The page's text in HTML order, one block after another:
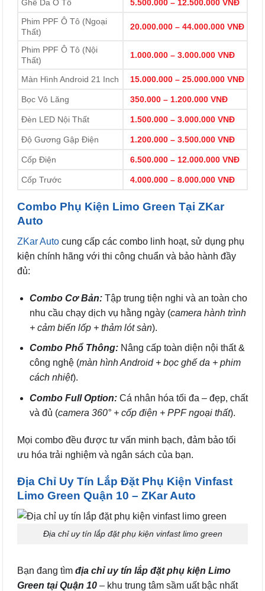
Ghế Da Ô Tô
5.500.000 – 12.500.000 VNĐ
Phim PPF Ô Tô (Ngoại
Thất)
20.000.000 – 44.000.000 VNĐ
Phim PPF Ô Tô (Nội
Thất)
1.000.000 – 3.000.000 VNĐ
Màn Hình Android 21 Inch 15.000.000 – 25.000.000 VNĐ
Bọc Vô Lăng 350.000 – 1.200.000 VNĐ
Đèn LED Nội Thất 1.500.000 – 3.000.000 VNĐ
Độ Gương Gập Điện 1.200.000 – 3.500.000 VNĐ
Cốp Điện 6.500.000 – 12.000.000 VNĐ
Cốp Trước 4.000.000 – 8.000.000 VNĐ
Combo Phụ Kiện Limo Green Tại ZKar
Auto
ZKar Auto cung cấp các combo linh hoạt, sử dụng phụ
kiện chính hãng với thi công chuẩn và bảo hành đầy
đủ:
Combo Cơ Bản:Tập trung tiện nghi và an toàn cho
nhu cầu chạy dịch vụ hằng ngày (camera hành trình
+ cảm biến lốp + thảm lót sàn).
Combo Phổ Thông: Nâng cấp toàn diện nội thất &
công nghệ (màn hình Android + bọc ghế da + phim
cách nhiệt).
Combo Full Option:Cá nhân hóa tối đa – đẹp, chất
và đủ (camera 360° + cốp điện + PPF ngoại thất).
Mọi combo đều được tư vấn minh bạch, đảm bảo tối
ưu hóa trải nghiệm và ngân sách của bạn.
Địa Chỉ Uy Tín Lắp Đặt Phụ Kiện Vinfast
Limo Green Quận 10 – ZKar Auto
Địa chỉ uy tín lắp đặt phụ kiện vinfast limo green
Bạn đang tìm địa chỉ uy tín lắp đặt phụ kiện Limo
Green tại Quận 10 – khu trung tâm sầm uất bậc nhất